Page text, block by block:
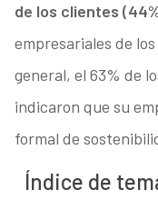
de los clientes
empresariales de
general, el 63% de
indicaron que su
formal de
Índice de